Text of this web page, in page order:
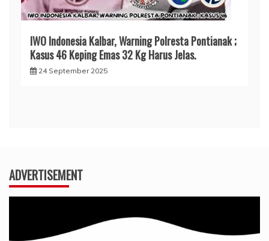
IWO Indonesia Kalbar, Warning Polresta Pontianak ;
Kasus 46 Keping Emas 32 Kg Harus Jelas.
24 September 2025
ADVERTISEMENT